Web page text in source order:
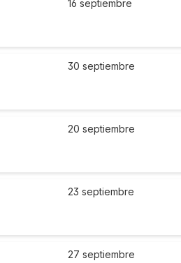
16 septiembre
30 septiembre
20 septiembre
23 septiembre
27 septiembre